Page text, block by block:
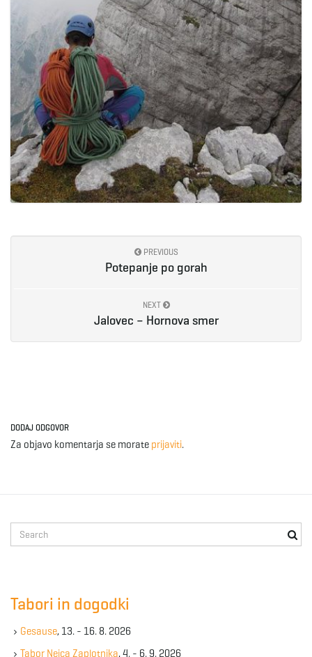
PREVIOUS
Potepanje po gorah
NEXT
Jalovec – Hornova smer
DODAJ ODGOVOR
Za objavo komentarja se morate prijaviti.
e
e
y
Tabori in dogodki
Gesause, 13. - 16. 8. 2026
Tabor Nejca Zaplotnika, 4. - 6. 9. 2026